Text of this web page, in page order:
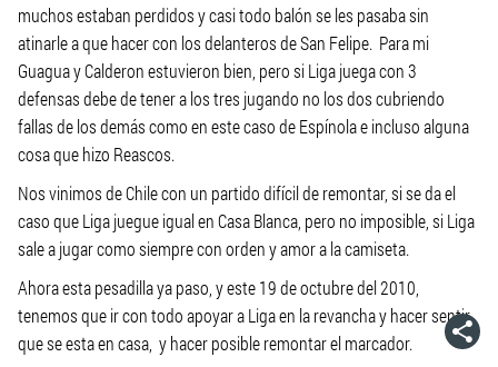
muchos estaban perdidos y casi todo balón se les pasaba sin
atinarle a que hacer con los delanteros de San Felipe. Para mi
Guagua y Calderon estuvieron bien, pero si Liga juega con 3
defensas debe de tener a los tres jugando no los dos cubriendo
fallas de los demás como en este caso de Espínola e incluso alguna
cosa que hizo Reascos.
Nos vinimos de Chile con un partido difícil de remontar, si se da el
caso que Liga juegue igual en Casa Blanca, pero no imposible, si Liga
sale a jugar como siempre con orden y amor a la camiseta.
Ahora esta pesadilla ya paso, y este 19 de octubre del 2010,
tenemos que ir con todo apoyar a Liga en la revancha y hacer sentir
que se esta en casa, y hacer posible remontar el marcador.